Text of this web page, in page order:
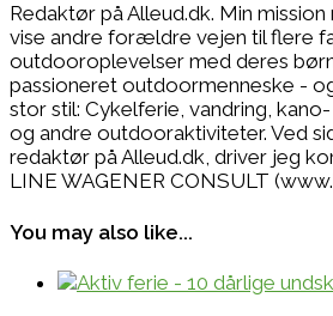
Redaktør på Alleud.dk. Min
vise andre forældre vejen til flere
outdooroplevelser med deres
passioneret outdoormenneske -
stor stil: Cykelferie, vandring,
og andre outdooraktiviteter. Ved
redaktør på Alleud.dk, driver jeg
LINE WAGENER CONSULT
You may also like...